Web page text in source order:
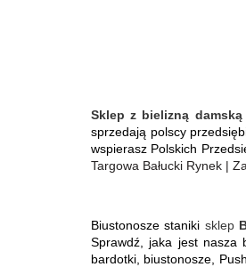
Sklep z bielizną damską
sprzedają polscy
wspierasz Polskich
Targowa Bałucki Rynek |
Biustonosze staniki sklep
Sprawdź, jaka jest nasza
bardotki, biustonosze,